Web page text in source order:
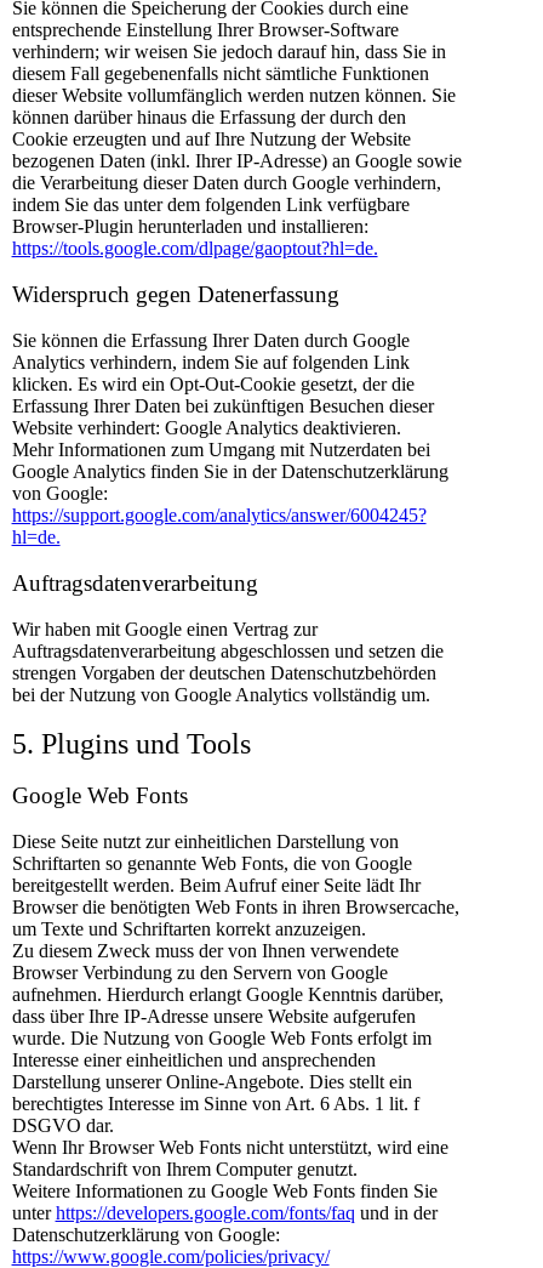
Sie können die Speicherung der Cookies durch eine
entsprechende Einstellung Ihrer Browser-Software
verhindern; wir weisen Sie jedoch darauf hin, dass Sie in
diesem Fall gegebenenfalls nicht sämtliche Funktionen
dieser Website vollumfänglich werden nutzen können. Sie
können darüber hinaus die Erfassung der durch den
Cookie erzeugten und auf Ihre Nutzung der Website
bezogenen Daten (inkl. Ihrer IP-Adresse) an Google sowie
die Verarbeitung dieser Daten durch Google verhindern,
indem Sie das unter dem folgenden Link verfügbare
Browser-Plugin herunterladen und installieren:
https://tools.google.com/dlpage/gaoptout?hl=de.
Widerspruch gegen Datenerfassung
Sie können die Erfassung Ihrer Daten durch Google
Analytics verhindern, indem Sie auf folgenden Link
klicken. Es wird ein Opt-Out-Cookie gesetzt, der die
Erfassung Ihrer Daten bei zukünftigen Besuchen dieser
Website verhindert: Google Analytics deaktivieren.
Mehr Informationen zum Umgang mit Nutzerdaten bei
Google Analytics finden Sie in der Datenschutzerklärung
von Google:
https://support.google.com/analytics/answer/6004245?
hl=de.
Auftragsdatenverarbeitung
Wir haben mit Google einen Vertrag zur
Auftragsdatenverarbeitung abgeschlossen und setzen die
strengen Vorgaben der deutschen Datenschutzbehörden
bei der Nutzung von Google Analytics vollständig um.
5. Plugins und Tools
Google Web Fonts
Diese Seite nutzt zur einheitlichen Darstellung von
Schriftarten so genannte Web Fonts, die von Google
bereitgestellt werden. Beim Aufruf einer Seite lädt Ihr
Browser die benötigten Web Fonts in ihren Browsercache,
um Texte und Schriftarten korrekt anzuzeigen.
Zu diesem Zweck muss der von Ihnen verwendete
Browser Verbindung zu den Servern von Google
aufnehmen. Hierdurch erlangt Google Kenntnis darüber,
dass über Ihre IP-Adresse unsere Website aufgerufen
wurde. Die Nutzung von Google Web Fonts erfolgt im
Interesse einer einheitlichen und ansprechenden
Darstellung unserer Online-Angebote. Dies stellt ein
berechtigtes Interesse im Sinne von Art. 6 Abs. 1 lit. f
DSGVO dar.
Wenn Ihr Browser Web Fonts nicht unterstützt, wird eine
Standardschrift von Ihrem Computer genutzt.
Weitere Informationen zu Google Web Fonts finden Sie
unterhttps://developers.google.com/fonts/faq und in der
Datenschutzerklärung von Google:
https://www.google.com/policies/privacy/